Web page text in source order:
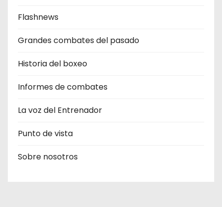
Flashnews
Grandes combates del pasado
Historia del boxeo
Informes de combates
La voz del Entrenador
Punto de vista
Sobre nosotros